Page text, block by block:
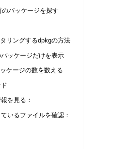
パッケージを探す
リングするdpkgの方法
ッケージだけを表示
ケージの数を数える
を見る：
いるファイルを確認：